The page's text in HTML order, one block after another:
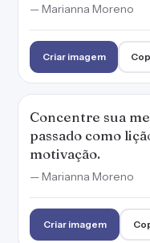
— Marianna Moreno
Criar imagem
Concentre sua
passado como
motivação.
— Marianna Moreno
Criar imagem